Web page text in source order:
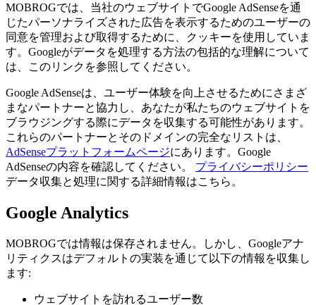
MOBROGでは、当社のウェブサイトでGoogle AdSenseを通
じたパーソナライズされた広告を表示するためのユーザーの
同意を管理および取得するために、クッキーを使用していま
す。Googleがデータを処理する方法の包括的な理解について
は、このリンクを参照してください。
Google AdSenseは、ユーザー体験を向上させるためにさまざ
まなパートナーと協力し、あなたが私たちのウェブサイトを
ブラウジングする際にデータを収集する可能性があります。
これらのパートナーとそのドメインの完全なリストは、
AdSenseプラットフォームページにあります。Google
AdSenseの内容を確認してください。 プライバシーポリシー
データ収集と処理に関する詳細情報はこちら。
Google Analytics
MOBROGでは情報は保存されません。しかし、Googleアナ
リティクスはデフォルトの実装を通じて以下の情報を収集し
ます:
ウェブサイトを訪れるユーザー数